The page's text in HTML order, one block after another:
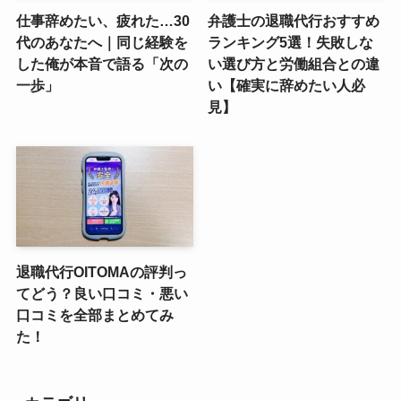
仕事辞めたい、疲れた…30
代のあなたへ｜同じ経験を
した俺が本音で語る「次の
一歩」
弁護士の退職代行おすすめ
ランキング5選！失敗しな
い選び方と労働組合との違
い【確実に辞めたい人必
見】
退職代行OITOMAの評判っ
てどう？良い口コミ・悪い
口コミを全部まとめてみ
た！